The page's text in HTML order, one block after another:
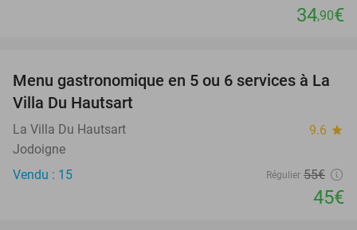
34,90€
18%
NEW
TODAY
Menu gastronomique en 5 ou 6 services à La
Villa Du Hautsart
La Villa Du Hautsart 9.6 star
Jodoigne
Vendu : 15
Régulier 55€
45€